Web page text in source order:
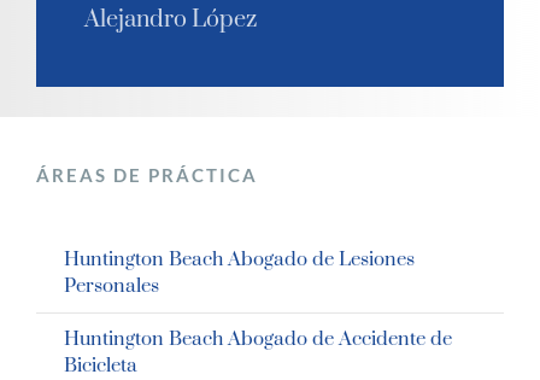
ÁREAS DE PRÁCTICA
Huntington Beach Abogado de Lesiones
Personales
Huntington Beach Abogado de Accidente de
Bicicleta
Alejandro López